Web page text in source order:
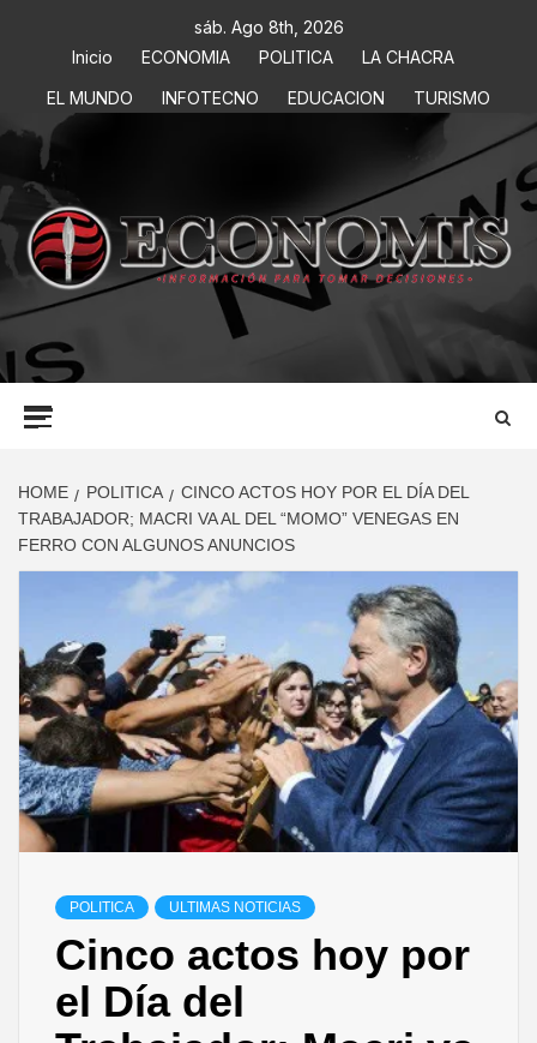
sáb. Ago 8th, 2026
Inicio
ECONOMIA POLITICA
LA CHACRA
EL MUNDO
INFOTECNO EDUCACION TURISMO
ECONOMIS
INFORMACIÓN PARA TOMAR DECISIONES
HOME POLITICA
CINCO ACTOS HOY POR EL DÍA DEL
TRABAJADOR; MACRI VA AL DEL “MOMO” VENEGAS EN
FERRO CON ALGUNOS ANUNCIOS
POLITICA ULTIMAS NOTICIAS
Cinco actos hoy por
el Día del